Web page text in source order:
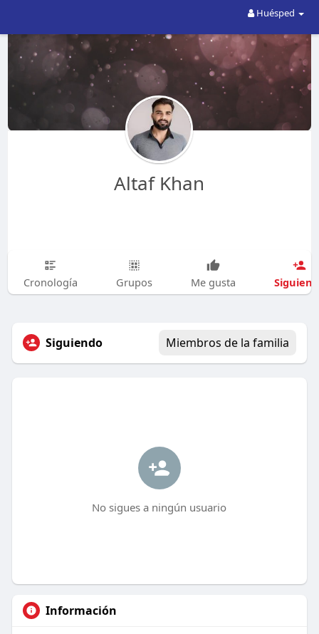
Huésped
Altaf Khan
Cronología Grupos Me gusta
Siguiendo Miembros de la familia
No sigues a ningún usuario
Información